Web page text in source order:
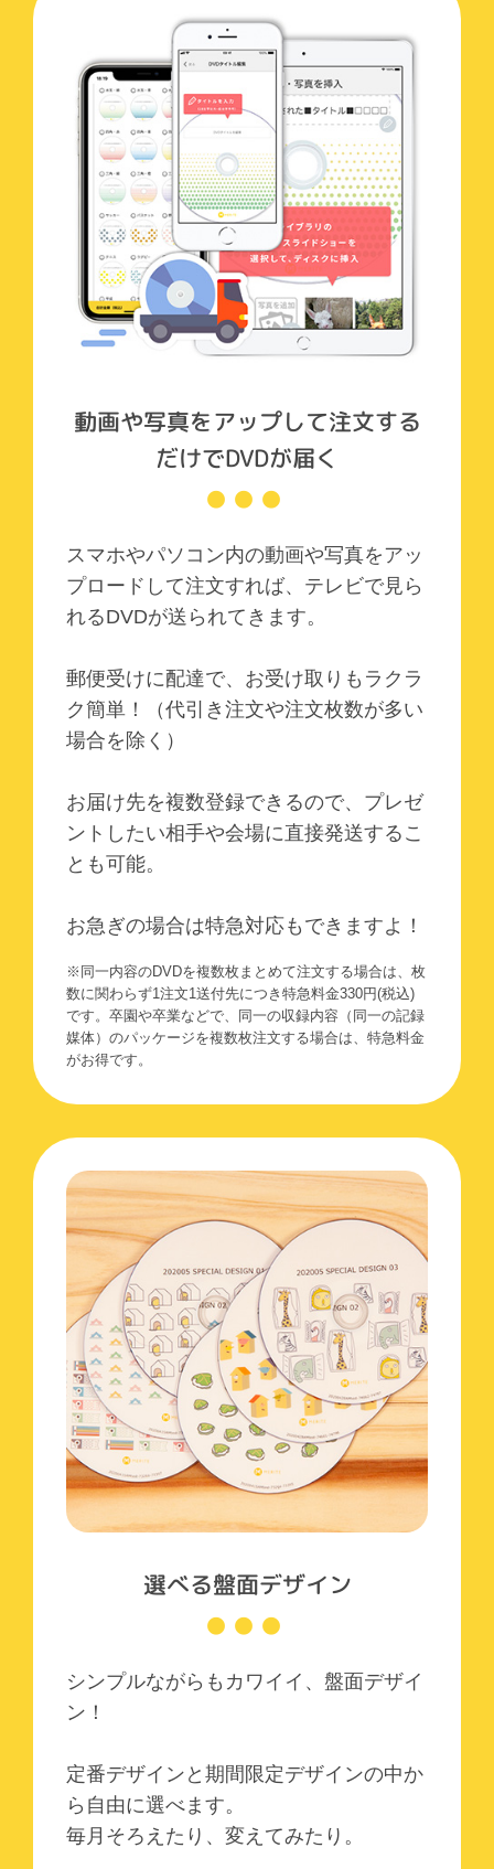
動画や写真をアップして注文する
だけでDVDが届く
スマホやパソコン内の動画や写真をアッ
プロードして注文すれば、テレビで見ら
れるDVDが送られてきます。
郵便受けに配達で、お受け取りもラクラ
ク簡単！（代引き注文や注文枚数が多い
場合を除く）
お届け先を複数登録できるので、プレゼ
ントしたい相手や会場に直接発送するこ
とも可能。
お急ぎの場合は特急対応もできますよ！
※同一内容のDVDを複数枚まとめて注文する場合は、枚
数に関わらず1注文1送付先につき特急料金330円(税込)
です。卒園や卒業などで、同一の収録内容（同一の記録
媒体）のパッケージを複数枚注文する場合は、特急料金
がお得です。
選べる盤面デザイン
シンプルながらもカワイイ、盤面デザイ
ン！
定番デザインと期間限定デザインの中か
ら自由に選べます。
毎月そろえたり、変えてみたり。